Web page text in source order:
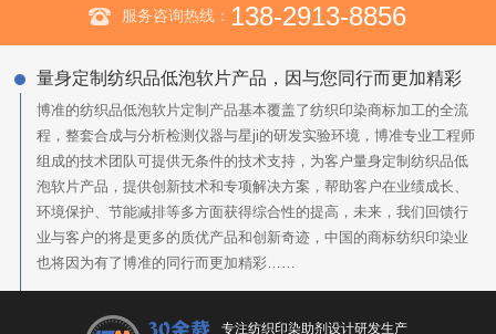
服务咨询热线： 138-2913-8856
量身定制纺织品低泡软片产品，因与您同行而更加精彩
博准的纺织品低泡软片定制产品基本覆盖了纺织印染商标加工的全流
程，整套合成与分析检测仪器与星ji的研发实验环境，博准专业工程师
组成的技术团队可提供无条件的技术支持，为客户量身定制纺织品低
泡软片产品，提供创新技术和专项解决方案，帮助客户在业绩成长、
环境保护、节能减排等多方面获得综合性的提高，未来，我们回馈行
业与客户的将是更多的质优产品和创新奇迹，中国的商标纺织印染业
也将因为有了博准的同行而更加精彩……
专注纺织印染助剂设计研发生产